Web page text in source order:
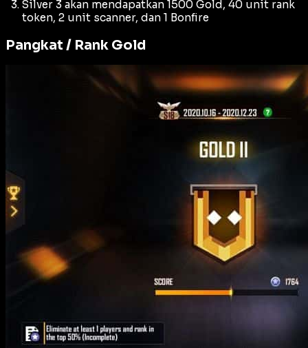
Silver 3 akan mendapatkan 1500 Gold, 40 unit rank
token, 2 unit scanner, dan 1 Bonfire
Pangkat / Rank Gold